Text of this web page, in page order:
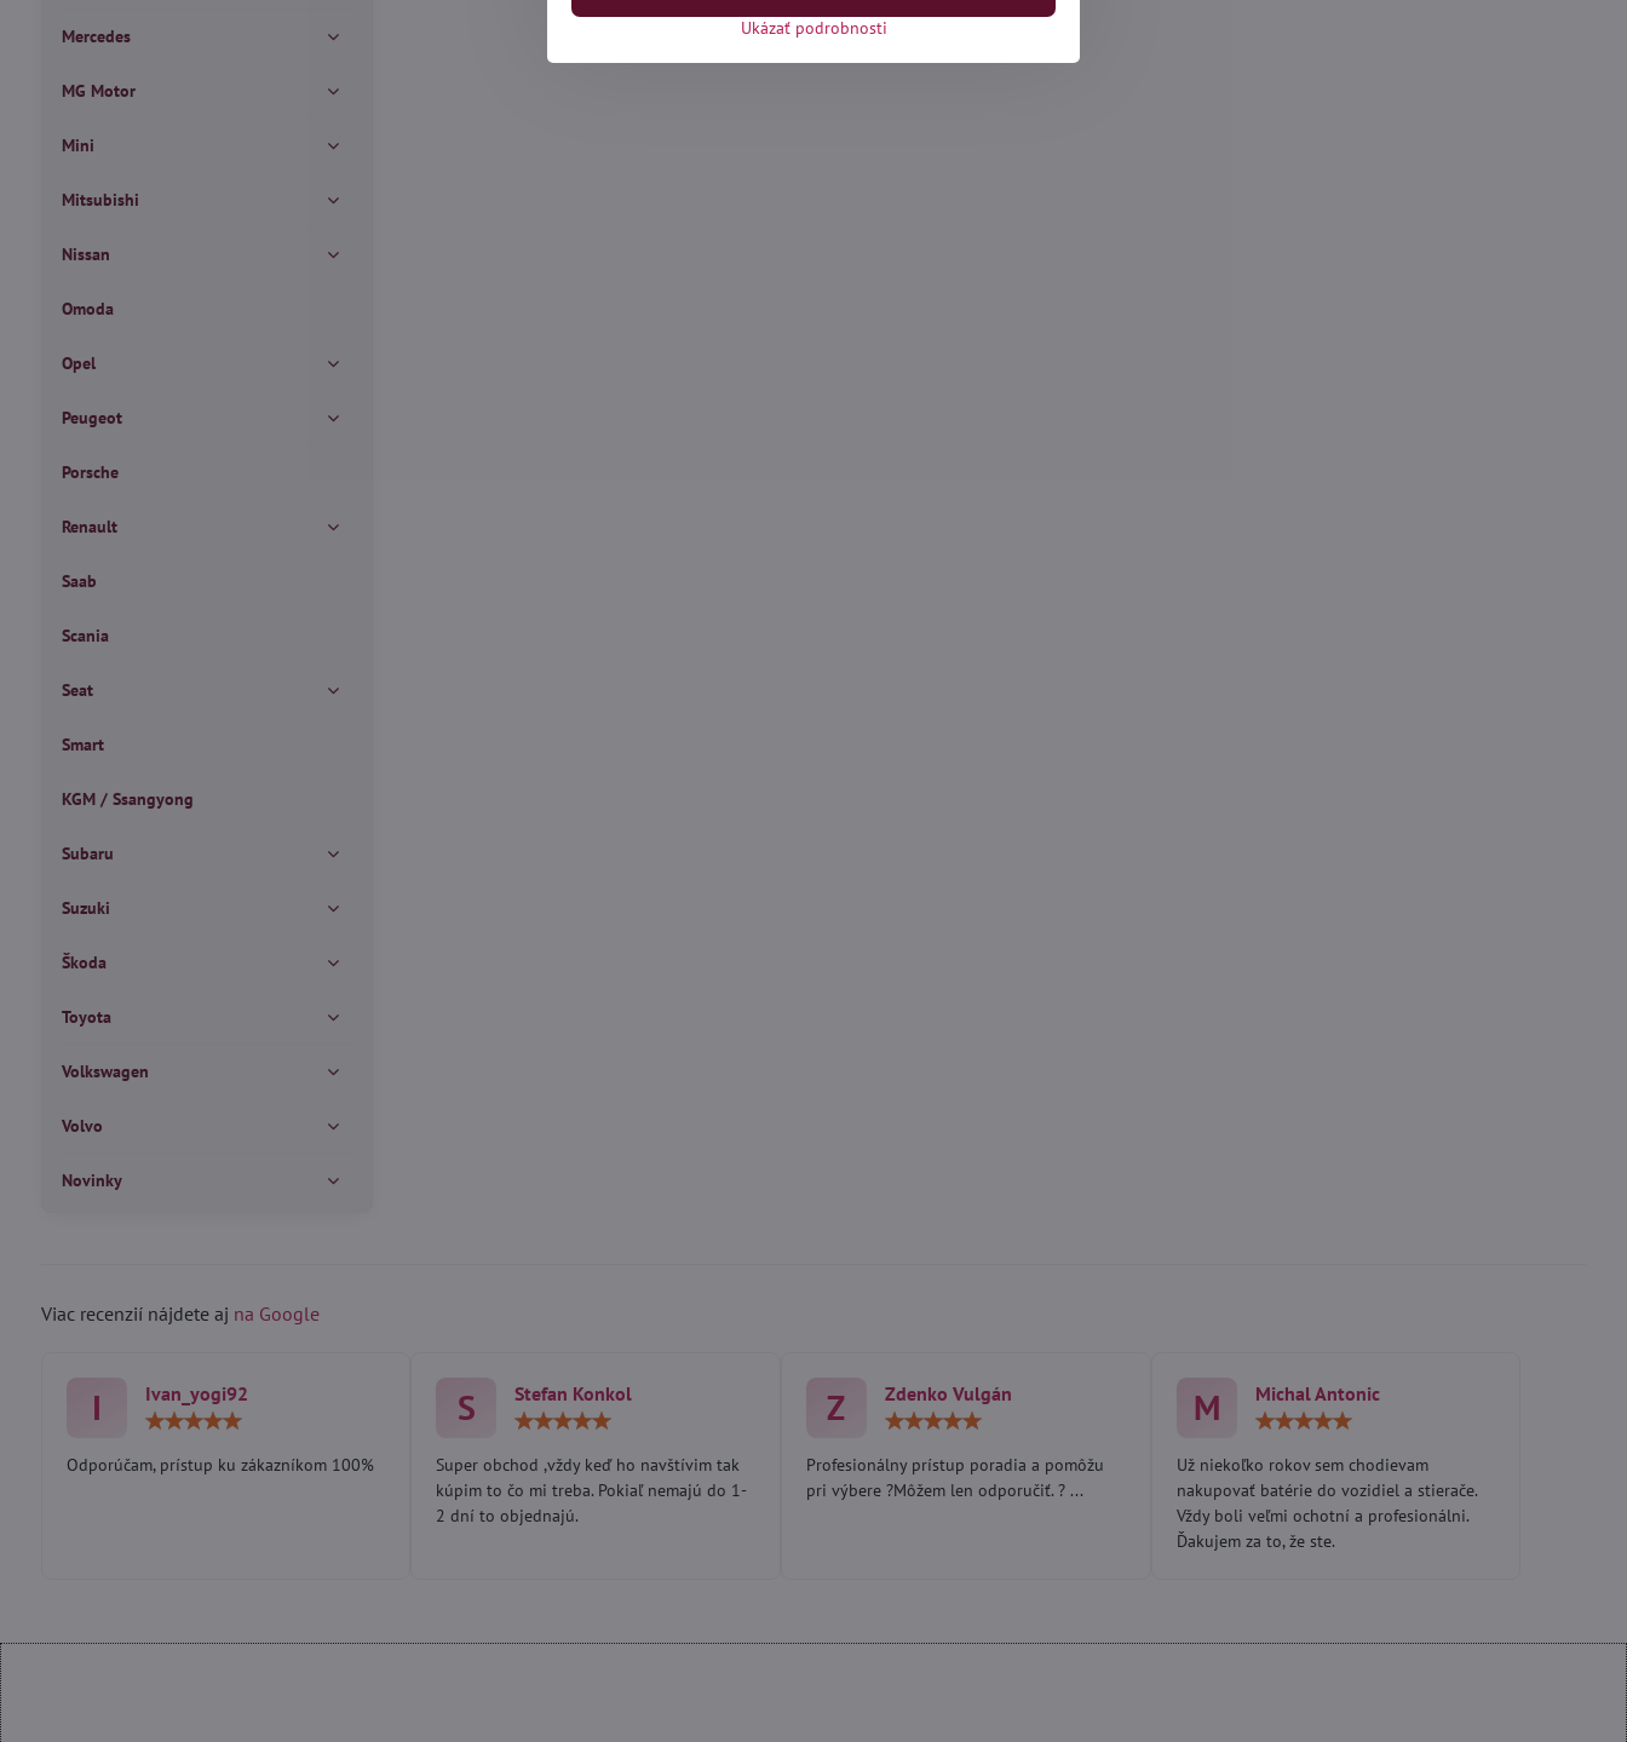
Mercedes
MG Motor
Mini
Mitsubishi
Nissan
Omoda
Opel
Peugeot
Porsche
Renault
Saab
Scania
Seat
Smart
KGM / Ssangyong
Subaru
Suzuki
Škoda
Toyota
Volkswagen
Volvo
Novinky
Viac recenzií nájdete aj na Google
I
Ivan_yogi92
/
5
Odporúčam, prístup ku zákazníkom 100%
S
Stefan Konkol
/
5
Super obchod ,vždy keď ho navštívim tak
kúpim to čo mi treba. Pokiaľ nemajú do 1-
2 dní to objednajú.
Z
Zdenko Vulgán
/
5
Profesionálny prístup poradia a pomôžu
pri výbere ?Môžem len odporučiť. ? ...
M
Michal Antonic
/
5
Už niekoľko rokov sem chodievam
nakupovať batérie do vozidiel a stierače.
Vždy boli veľmi ochotní a profesionálni.
Ďakujem za to, že ste.
Ukázať podrobnosti